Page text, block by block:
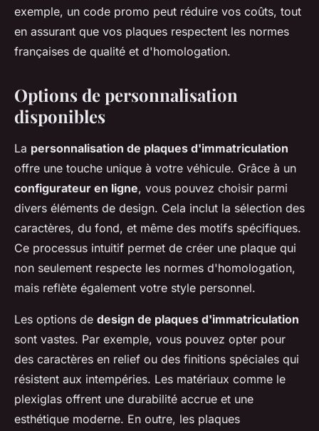
exemple, un code promo peut réduire vos coûts, tout
en assurant que vos plaques respectent les normes
françaises de qualité et d'homologation.
Options de personnalisation
disponibles
La personnalisation de plaques d'immatriculation
offre une touche unique à votre véhicule. Grâce à un
configurateur en ligne, vous pouvez choisir parmi
divers éléments de design. Cela inclut la sélection des
caractères, du fond, et même des motifs spécifiques.
Ce processus intuitif permet de créer une plaque qui
non seulement respecte les normes d'homologation,
mais reflète également votre style personnel.
Les options de design de plaques d'immatriculation
sont vastes. Par exemple, vous pouvez opter pour
des caractères en relief ou des finitions spéciales qui
résistent aux intempéries. Les matériaux comme le
plexiglas offrent une durabilité accrue et une
esthétique moderne. En outre, les plaques